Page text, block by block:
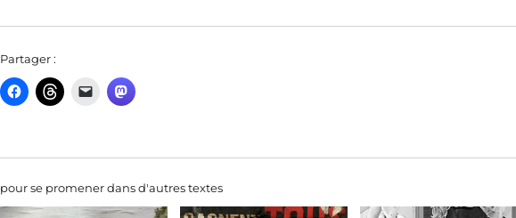
Partager :
pour se promener dans d'autres textes